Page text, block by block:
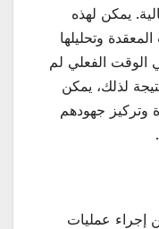
يمكن لهذه
وتحليلها
الوقت الفعلي لم
لذلك، يمكن
وتركيز جهودهم
إجراء عمليات